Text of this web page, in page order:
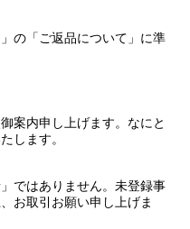
の「ご返品について」に準
案内申し上げます。なにと
します。
ではありません。未登録事
お取引お願い申し上げま